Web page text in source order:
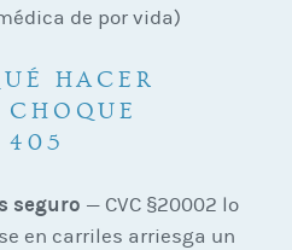
de por vida)
HACER
CHOQUE
405
seguro — CVC §20002 lo
en carriles arriesga un